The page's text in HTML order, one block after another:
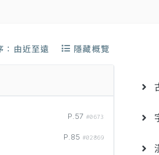
由近至遠 隱藏概覽
P.57 #0673
P.85 #02869